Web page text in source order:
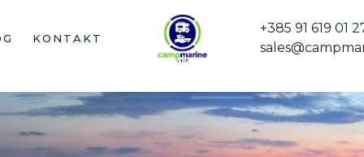
KONTAKT
+385 91 619 01